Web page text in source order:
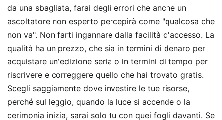
da una sbagliata, farai degli errori che anche un
ascoltatore non esperto percepirà come "qualcosa che
non va". Non farti ingannare dalla facilità d'accesso. La
qualità ha un prezzo, che sia in termini di denaro per
acquistare un'edizione seria o in termini di tempo per
riscrivere e correggere quello che hai trovato gratis.
Scegli saggiamente dove investire le tue risorse,
perché sul leggio, quando la luce si accende o la
cerimonia inizia, sarai solo tu con quei fogli davanti. Se